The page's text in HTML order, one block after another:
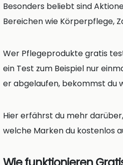
Besonders beliebt sind
Bereichen wie Körperpflege,
Wer Pflegeprodukte gratis
ein Test zum Beispiel nur
er abgelaufen, bekommst du
Hier erfährst du mehr
welche Marken du kostenlos